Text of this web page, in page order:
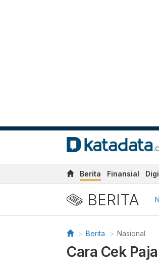
Berita Finansial
BERITA
Berita Nasional
Cara Cek